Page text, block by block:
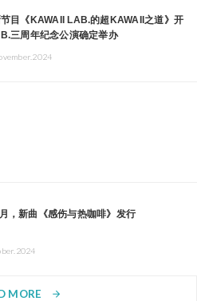
目《KAWAII LAB.的超KAWAII之道》开
三周年纪念公演确定举办
，新曲《感伤与热咖啡》发行
MORE arrow_forward